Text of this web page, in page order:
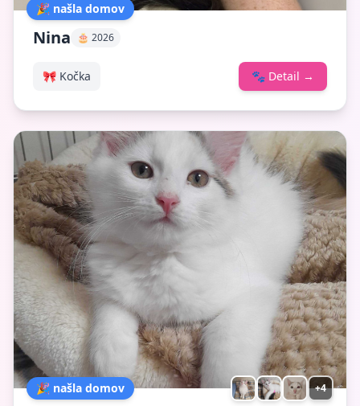
🎉 našla domov
Nina 🎂 2026
🎀 Kočka 🐾 Detail →
🎉 našla domov +4